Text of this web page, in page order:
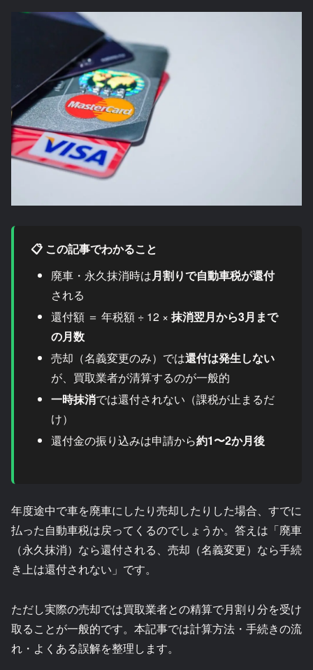
📋 この記事でわかること
廃車・永久抹消時は月割りで自動車税が還付
される
還付額 ＝ 年税額 ÷ 12 ×抹消翌月から3月まで
の月数
売却（名義変更のみ）では還付は発生しない
が、買取業者が清算するのが一般的
一時抹消では還付されない（課税が止まるだ
け）
還付金の振り込みは申請から約1〜2か月後
年度途中で車を廃車にしたり売却したりした場合、すでに
払った自動車税は戻ってくるのでしょうか。答えは「廃車
（永久抹消）なら還付される、売却（名義変更）なら手続
き上は還付されない」です。
ただし実際の売却では買取業者との精算で月割り分を受け
取ることが一般的です。本記事では計算方法・手続きの流
れ・よくある誤解を整理します。